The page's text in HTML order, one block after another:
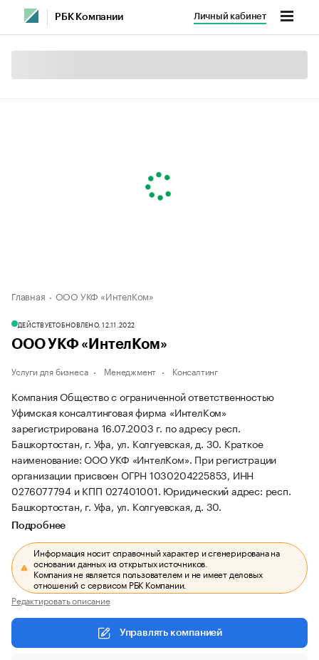
РБК Компании Личный кабинет
Главная ООО УКФ «ИнтелКом»
ДЕЙСТВУЕТОБНОВЛЕНО, 12.11.2022
ООО УКФ «ИнтелКом»
Услуги для бизнеса Менеджмент Консалтинг
Компания Общество с ограниченной ответственностью
Уфимская консалтинговая фирма «ИнтелКом»
зарегистрирована 16.07.2003 г. по адресу респ.
Башкортостан, г. Уфа, ул. Колгуевская, д. 30. Краткое
наименование: ООО УКФ «ИнтелКом». При регистрации
организации присвоен ОГРН 1030204225853, ИНН
0276077794 и КПП 027401001. Юридический адрес: респ.
Башкортостан, г. Уфа, ул. Колгуевская, д. 30.
Подробнее
Информация носит справочный характер и сгенерирована на
основании данных из открытых источников.
Компания не является пользователем и не имеет деловых
отношений с сервисом РБК Компании.
Редактировать описание
Управлять компанией